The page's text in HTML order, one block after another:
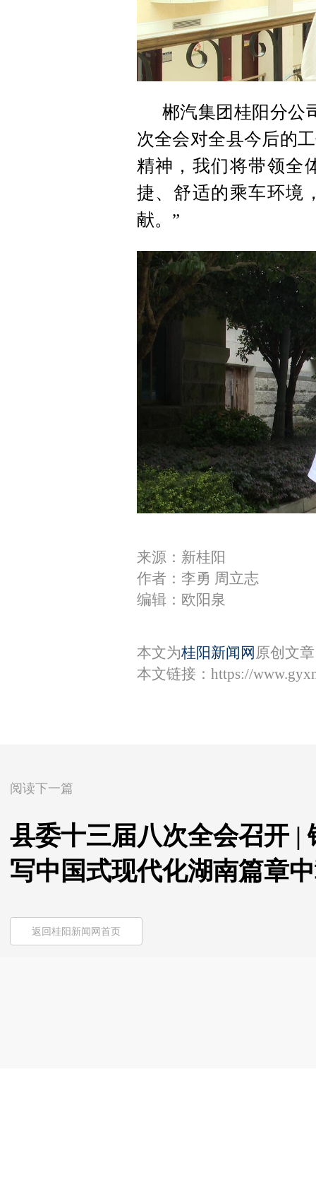
郴汽集团桂阳分公
次全会对全县今后的
精神，我们将带领全
捷、舒适的乘车环境
献。”
来源：新桂阳
作者：李勇 周立志
编辑：欧阳泉
本文为桂阳新闻网 原创文
本文链接： https://
阅读下一篇
县委十三届八次全会召开 |
写中国式现代化湖南篇章
返回桂阳新闻网首页